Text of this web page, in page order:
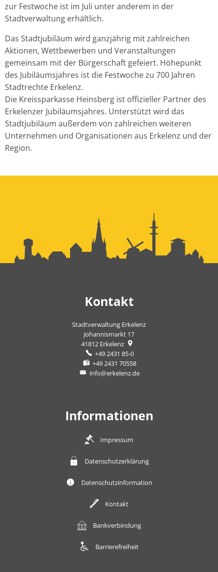
zur Festwoche ist im Juli unter anderem in der
Stadtverwaltung erhältlich.
Das Stadtjubiläum wird ganzjährig mit zahlreichen
Aktionen, Wettbewerben und Veranstaltungen
gemeinsam mit der Bürgerschaft gefeiert. Höhepunkt
des Jubiläumsjahres ist die Festwoche zu 700 Jahren
Stadtrechte Erkelenz.
Die Kreissparkasse Heinsberg ist offizieller Partner des
Erkelenzer Jubiläumsjahres. Unterstützt wird das
Stadtjubiläum außerdem von zahlreichen weiteren
Unternehmen und Organisationen aus Erkelenz und der
Region.
Kontakt
Stadtverwaltung Erkelenz
Johannismarkt 17
41812 Erkelenz
+49 2431 85-0
+49 2431 70558
info@erkelenz.de
Informationen
Impressum
Datenschutzerklärung
Datenschutzinformation
Kontakt
Bankverbindung
Barrierefreiheit